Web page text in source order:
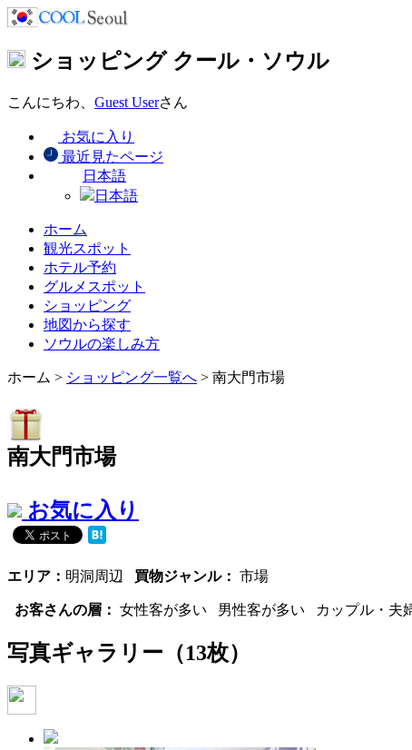
ショッピングクール・ソウル
こんにちわ、 Guest Userさん
お気に入り
最近見たページ
日本語
日本語
ホーム
観光スポット
ホテル予約
グルメスポット
ショッピング
地図から探す
ソウルの楽しみ方
ホーム > ショッピング一覧へ > 南大門市場
南大門市場
お気に入り
エリア： 明洞周辺 買物ジャンル： 市場
お客さんの層： 女性客が多い 男性客が多い カップル・
写真ギャラリー （13枚）